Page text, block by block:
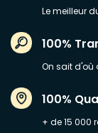
Le meilleur
100%
On sait d'où
100%
+ de 15 000